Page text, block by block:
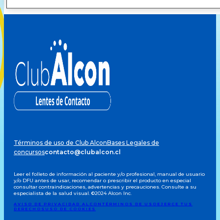
Términos de uso de Club AlconBases Legales de
concursoscontacto@clubalcon.cl
Leer el folleto de información al paciente y/o profesional, manual de usuario
y/o DFU antes de usar, recomendar o prescribir el producto en especial
consultar contraindicaciones, advertencias y precauciones. Consulte a su
especialista de la salud visual. ©2024 Alcon Inc.
AVISO DE PRIVACIDAD ALCON TÉRMINOS DE USO EJERCE TUS
DERECHOS USO DE COOKIES